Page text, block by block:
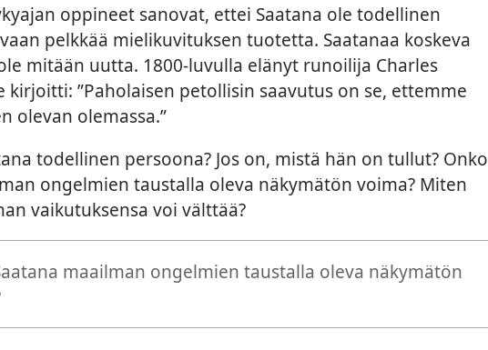
oppineet sanovat, ettei Saatana ole todellinen
pelkkää mielikuvituksen tuotetta. Saatanaa koskeva
mitään uutta. 1800-luvulla elänyt runoilija Charles
kirjoitti: ”Paholaisen petollisin saavutus on se, ettemme
olevan olemassa.”
todellinen persoona? Jos on, mistä hän on tullut? Onko
ongelmien taustalla oleva näkymätön voima? Miten
vaikutuksensa voi välttää?
maailman ongelmien taustalla oleva näkymätön